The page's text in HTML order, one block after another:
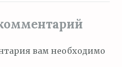
вам необходимо